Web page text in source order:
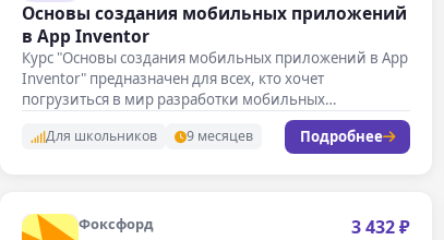
Основы создания мобильных приложений
в App Inventor
Курс "Основы создания мобильных приложений в App
Inventor" предназначен для всех, кто хочет
погрузиться в мир разработки мобильных…
Для школьников 9 месяцев Подробнее
Фоксфорд 3 432 ₽